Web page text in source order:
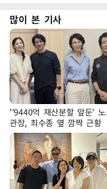
많이 본 기사
''9440억 재산분할 앞둔' 노
관장, 최수종 옆 깜짝 근황